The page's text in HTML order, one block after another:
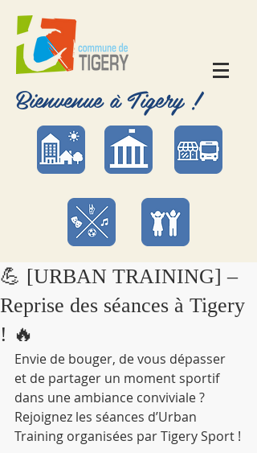
Bienvenue à Tigery !
💪 [URBAN TRAINING] –
Reprise des séances à Tigery
! 🔥
Envie de bouger, de vous dépasser
et de partager un moment sportif
dans une ambiance conviviale ?
Rejoignez les séances d’Urban
Training organisées par Tigery Sport !